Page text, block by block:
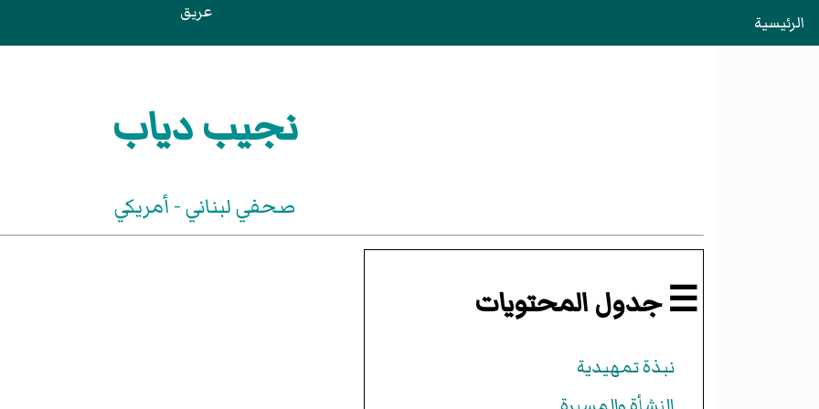
الرئيسية عريق
نجيب دياب
صحفي لبناني - أمريكي
☰ جدول المحتويات
نبذة تمهيدية